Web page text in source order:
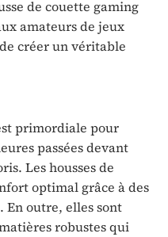
de couette gaming
amateurs de jeux
créer un véritable
primordiale pour
passées devant
Les housses de
optimal grâce à des
outre, elles sont
robustes qui